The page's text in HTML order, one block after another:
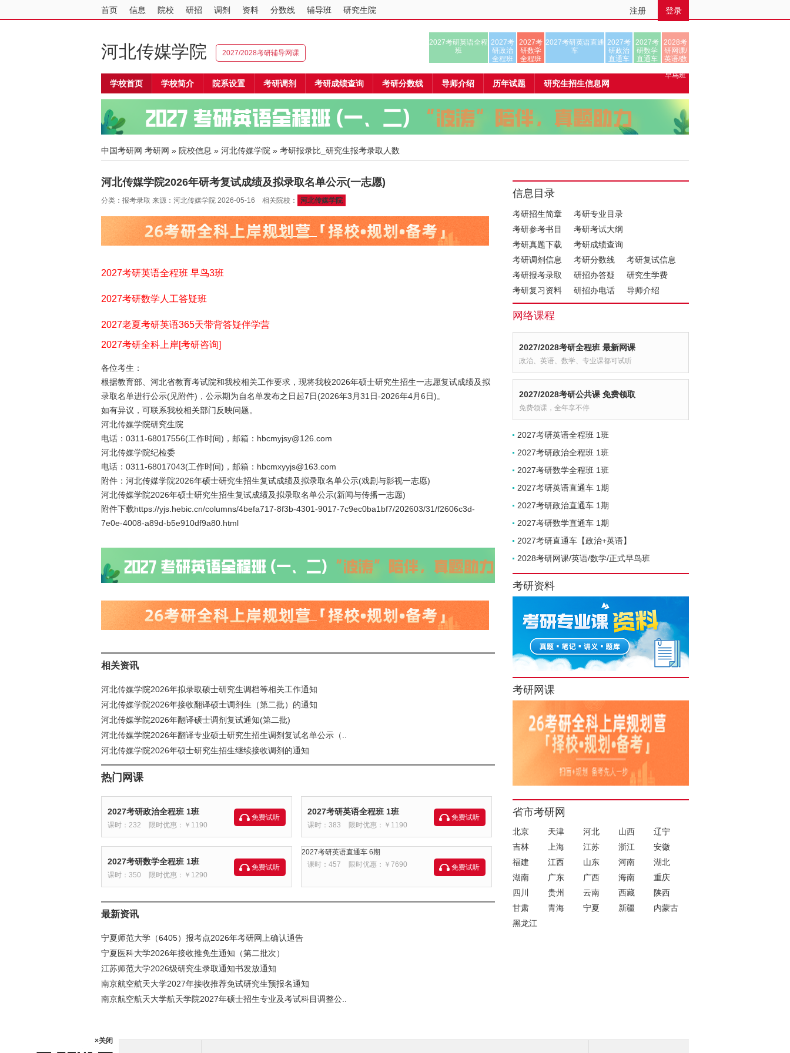
首页 信息 院校 研招 调剂 资料 分数线 辅导班 研究生院 注册 登录
河北传媒学院 2027/2028考研辅导网课
2027考研英语全程
班
2027考
研政治
全程班
2027考
研数学
全程班
2027考研英语直通
车
2027考
研政治
直通车
2027考
研数学
直通车
2028考
研网课/
英语/数
早鸟班
学校首页 学校简介 院系设置 考研调剂 考研成绩查询 考研分数线 导师介绍 历年试题 研究生招生信息网
中国考研网 考研网 » 院校信息 » 河北传媒学院 » 考研报录比_研究生报考录取人数
河北传媒学院2026年研考复试成绩及拟录取名单公示(一志愿)
分类：报考录取 来源：河北传媒学院 2026-05-16 相关院校： 河北传媒学院
2027考研英语全程班 早鸟3班
2027考研数学人工答疑班
2027老夏考研英语365天带背答疑伴学营
2027考研全科上岸[考研咨询]
各位考生：
根据教育部、河北省教育考试院和我校相关工作要求，现将我校2026年硕士研究生招生一志愿复试成绩及拟
录取名单进行公示(见附件)，公示期为自名单发布之日起7日(2026年3月31日-2026年4月6日)。
如有异议，可联系我校相关部门反映问题。
河北传媒学院研究生院
电话：0311-68017556(工作时间)，邮箱：hbcmyjsy@126.com
河北传媒学院纪检委
电话：0311-68017043(工作时间)，邮箱：hbcmxyyjs@163.com
附件：河北传媒学院2026年硕士研究生招生复试成绩及拟录取名单公示(戏剧与影视一志愿)
河北传媒学院2026年硕士研究生招生复试成绩及拟录取名单公示(新闻与传播一志愿)
附件下载https://yjs.hebic.cn/columns/4befa717-8f3b-4301-9017-7c9ec0ba1bf7/202603/31/f2606c3d-
7e0e-4008-a89d-b5e910df9a80.html
相关资讯
河北传媒学院2026年拟录取硕士研究生调档等相关工作通知
河北传媒学院2026年接收翻译硕士调剂生（第二批）的通知
河北传媒学院2026年翻译硕士调剂复试通知(第二批)
河北传媒学院2026年翻译专业硕士研究生招生调剂复试名单公示（..
河北传媒学院2026年硕士研究生招生继续接收调剂的通知
热门网课
2027考研政治全程班 1班
课时：232 限时优惠：￥1190
免费试听
2027考研英语全程班 1班
课时：383 限时优惠：￥1190
免费试听
2027考研数学全程班 1班
课时：350 限时优惠：￥1290
免费试听
2027考研英语直通车 6期
课时：457
限时优惠：￥7690 免费试听
最新资讯
宁夏师范大学（6405）报考点2026年考研网上确认通告
宁夏医科大学2026年接收推免生通知（第二批次）
江苏师范大学2026级研究生录取通知书发放通知
南京航空航天大学2027年接收推荐免试研究生预报名通知
南京航空航天大学航天学院2027年硕士招生专业及考试科目调整公..
信息目录
考研招生简章
考研专业目录
考研参考书目
考研考试大纲
考研真题下载
考研成绩查询
考研调剂信息
考研分数线
考研复试信息
考研报考录取
研招办答疑
研究生学费
考研复习资料
研招办电话 导师介绍
网络课程
2027/2028考研全程班 最新网课
政治、英语、数学、专业课都可试听
2027/2028考研公共课 免费领取
免费领课，全年享不停
2027考研英语全程班 1班
2027考研政治全程班 1班
2027考研数学全程班 1班
2027考研英语直通车 1期
2027考研政治直通车 1期
2027考研数学直通车 1期
2027考研直通车【政治+英语】
2028考研网课/英语/数学/正式早鸟班
考研资料
考研网课
省市考研网
北京 天津 河北 山西
辽宁
吉林
上海 江苏 浙江
安徽
福建
江西 山东 河南
湖北
湖南
广东 广西 海南
重庆
四川
贵州 云南 西藏
陕西
甘肃
青海 宁夏 新疆
内蒙古
黑龙江
×关闭